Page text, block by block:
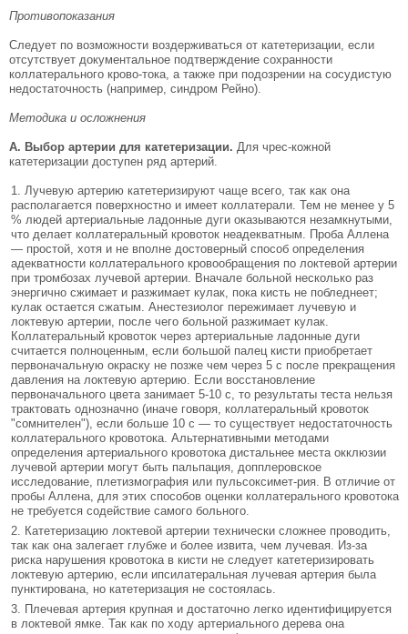
Противопоказания
Следует по возможности воздерживаться от кате­теризации, если
отсутствует документальное под­тверждение сохранности
коллатерального крово-тока, а также при подозрении на сосудистую
недостаточность (например, синдром Рейно).
Методика и осложнения
А. Выбор артерии для катетеризации. Для чрес-кожной
катетеризации доступен ряд артерий.
Лучевую артерию катетеризируют чаще все­го, так как она
располагается поверхностно и имеет коллатерали. Тем не менее у 5
% людей артериаль­ные ладонные дуги оказываются незамкнутыми,
что делает коллатеральный кровоток неадекват­ным. Проба Аллена
— простой, хотя и не вполне достоверный способ определения
адекватности коллатерального кровообращения по локтевой ар­терии
при тромбозах лучевой артерии. Вначале больной несколько раз
энергично сжимает и раз­жимает кулак, пока кисть не побледнеет;
кулак ос­тается сжатым. Анестезиолог пережимает лучевую и
локтевую артерии, после чего больной разжима­ет кулак.
Коллатеральный кровоток через артери­альные ладонные дуги
считается полноценным, если большой палец кисти приобретает
первона­чальную окраску не позже чем через 5 с после пре­кращения
давления на локтевую артерию. Если восстановление
первоначального цвета занимает 5-10 с, то результаты теста нельзя
трактовать од­нозначно (иначе говоря, коллатеральный кровоток
"сомнителен"), если больше 10 с — то существует недостаточность
коллатерального кровотока. Аль­тернативными методами
определения артериаль­ного кровотока дистальнее места окклюзии
луче­вой артерии могут быть пальпация, допплеровское
исследование, плетизмография или пульсоксимет-рия. В отличие от
пробы Аллена, для этих способов оценки коллатерального кровотока
не требуется содействие самого больного.
Катетеризацию локтевой артерии техничес­ки сложнее проводить,
так как она залегает глубже и более извита, чем лучевая. Из-за
риска наруше­ния кровотока в кисти не следует катетеризиро­вать
локтевую артерию, если ипсилатеральная лу­чевая артерия была
пунктирована, но катетеризация не состоялась.
Плечевая артерия крупная и достаточно лег­ко идентифицируется
в локтевой ямке. Так как по ходу артериального дерева она